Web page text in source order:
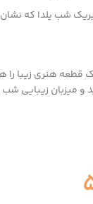
شب یلدا که
قطعه هنری زیبا
میزبان زیبایی شب